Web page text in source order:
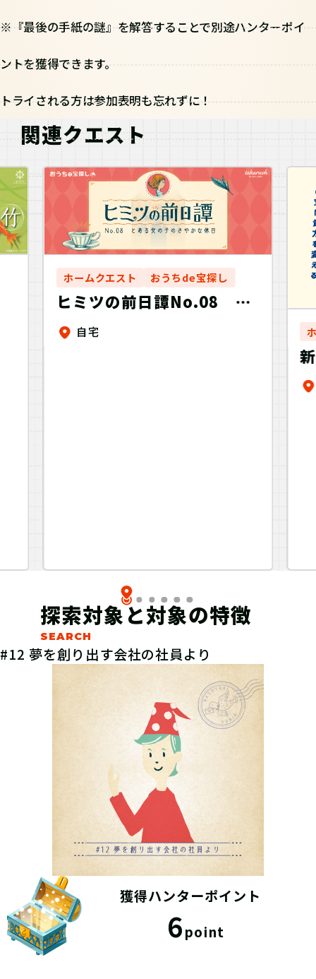
※『最後の手紙の謎』を解答することで別途ハンターポイ
ントを獲得できます。
トライされる方は参加表明も忘れずに！
関連クエスト
ホームクエスト おうちde宝探し
ヒミツの前日譚No.08 と
ある女の子のさやかな休日
自宅
探索対象と対象の特徴
#12 夢を創り出す会社の社員より
獲得ハンターポイント
6point